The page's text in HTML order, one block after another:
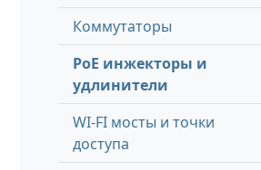
Коммутаторы
PoE инжекторы и
удлинители
WI-FI мосты и точки
доступа